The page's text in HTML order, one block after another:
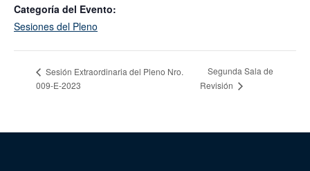
Categoría del Evento:
Sesiones del Pleno
Sesión Extraordinaria del Pleno Nro.
009-E-2023
Segunda Sala de
Revisión